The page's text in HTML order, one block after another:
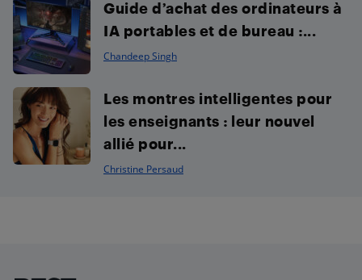
Guide d’achat des ordinateurs à
IA portables et de bureau :...
Chandeep Singh
Les montres intelligentes pour
les enseignants : leur nouvel
allié pour...
Christine Persaud